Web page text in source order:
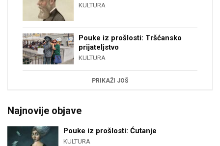
KULTURA
Pouke iz prošlosti: Tršćansko
prijateljstvo
KULTURA
PRIKAŽI JOŠ
Najnovije objave
Pouke iz prošlosti: Ćutanje
KULTURA